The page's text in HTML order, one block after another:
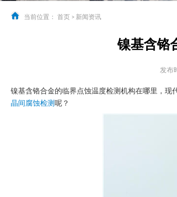
当前位置： 首页 > 新闻资讯
镍基含铬
发布
镍基含铬合金的临界点蚀温度检测机构在哪里，
晶间腐蚀检测 呢？